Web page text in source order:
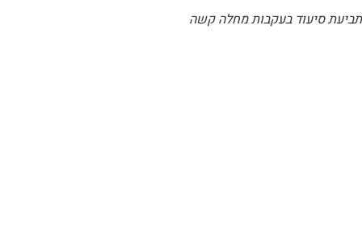
תביעת סיעוד בעקבות מחלה קשה